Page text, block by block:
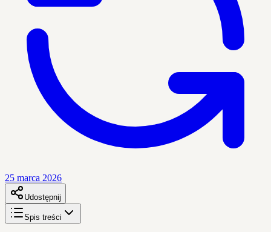
25 marca 2026
Udostępnij
Spis treści